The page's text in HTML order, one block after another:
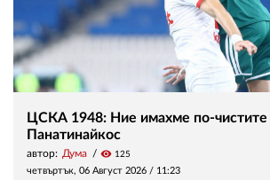
ЦСКА 1948: Ние имахме по-
Панатинайкос
автор: Дума visibility 125
четвъртък, 06 Август 2026 / 11:23